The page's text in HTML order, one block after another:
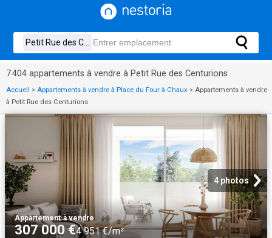
7 404 appartements à vendre à Petit Rue des Centurions
Accueil > Appartements à vendre à Place du Four à Chaux > Appartements à vendre
à Petit Rue des Centurions
4 photos
Appartement·à vendre
307 000 €4 951 €/m²